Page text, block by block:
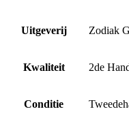
Uitgeverij Zodiak
Kwaliteit 2de
Conditie